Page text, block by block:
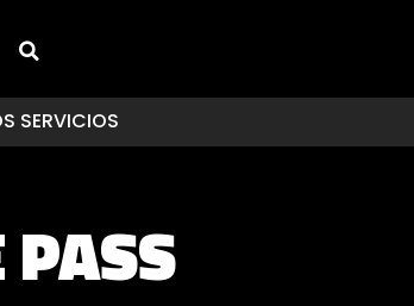
SERVICIOS